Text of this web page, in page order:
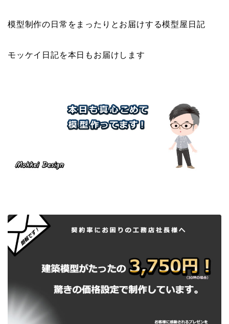
模型制作の日常をまったりとお届けする模型屋日記
モッケイ日記を本日もお届けします